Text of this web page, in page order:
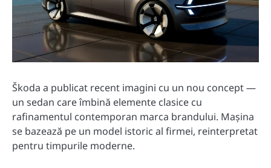
Škoda a publicat recent imagini cu un nou concept —
un sedan care îmbină elemente clasice cu
rafinamentul contemporan marca brandului. Mașina
se bazează pe un model istoric al firmei, reinterpretat
pentru timpurile moderne.